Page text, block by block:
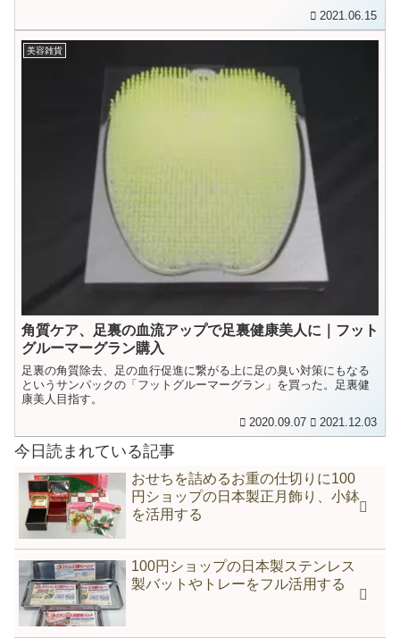
2021.06.15
美容雑貨
角質ケア、足裏の血流アップで足裏健康美人に｜フット
グルーマーグラン購入
足裏の角質除去、足の血行促進に繋がる上に足の臭い対策にもなる
というサンパックの「フットグルーマーグラン」を買った。足裏健
康美人目指す。
2020.09.07 2021.12.03
今日読まれている記事
おせちを詰めるお重の仕切りに100
円ショップの日本製正月飾り、小鉢
を活用する
100円ショップの日本製ステンレス
製バットやトレーをフル活用する